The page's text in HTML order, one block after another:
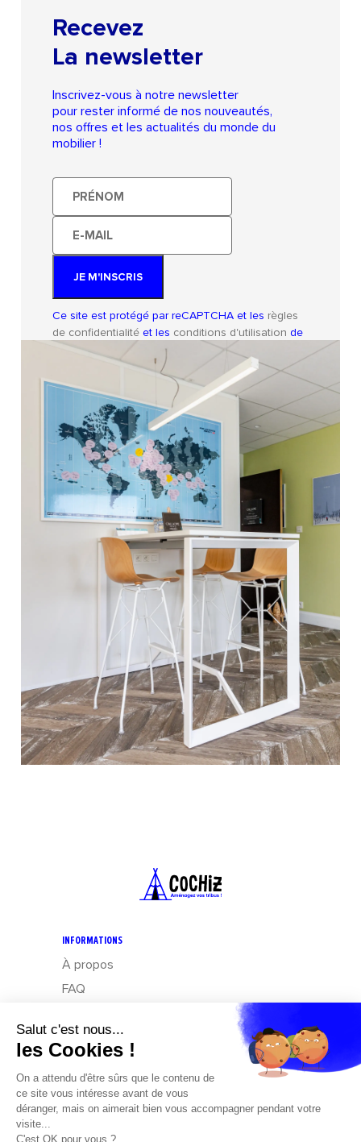
Pieds en bois ou en métal : Selon le style recherché
nous proposons des chaises avec pieds en bois de
hêtre, métal noir, métal coloré ou métal chromé.
l’espace quand les chaises ne sont pas utilisées
Les points forts de nos chaises pour
Les chaises sélectionnées par Cochiz sont ergonomiques et
confortables avec un soutien optimal pour une assise
agréable et relaxante. Elles sont aussi résistantes à l’usure
mais il faudra les entretenir sans produits abrasifs ni chiffons
rugueux. Enfin, nous veillons à proposer des design variés
chaque salle de pause.
Recevez
La newsletter
Inscrivez-vous à notre newsletter
pour rester informé de nos nouveautés,
nos offres et les actualités du monde du
mobilier !
Prénom
E-
mail
JE M'INSCRIS
Ce site est protégé par reCAPTCHA et les règles
de confidentialitéet les conditions d'utilisation de
Google s'appliquent.
INFORMATIONS
À propos
FAQ
Mentions légales
Données personnelles : Exercez vos droits
Design – Mediapilote
Développement – Frennly
Cookies